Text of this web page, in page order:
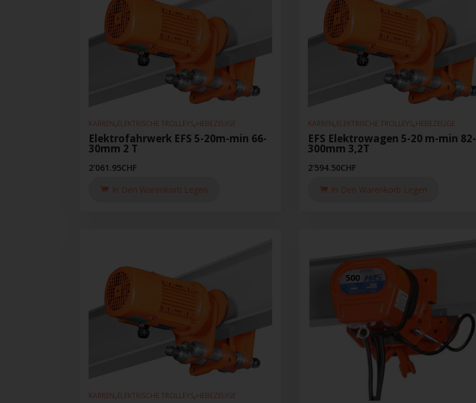
KARREN,ELEKTRISCHE TROLLEYS,HEBEZEUGE
Elektrofahrwerk EFS 5-20m-min 66-
30mm 2 T
2'061.95CHF
In Den Warenkorb Legen
KARREN,ELEKTRISCHE TROLLEYS,HEBEZEUGE
EFS Elektrowagen 5-20 m-min 82-
300mm 3,2T
2'594.50CHF
In Den Warenkorb Legen
KARREN,ELEKTRISCHE TROLLEYS,HEBEZEUGE